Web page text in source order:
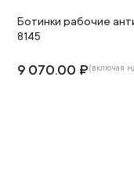
Ботинки рабочие
8145
9 070.00 ₽(включая